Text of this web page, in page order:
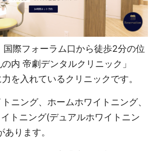
国際フォーラム口から徒歩2分の位
内 帝劇デンタルクリニック」
を入れているクリニックです。
ニング、ホームホワイトニング、
トニング(デュアルホワイトニン
ります。